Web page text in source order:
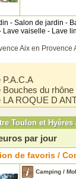
- Salon de jardin -
Lave vaiselle - Lave
Aix en Provence
P.A.C.A
du rhône
ROQUE D
Toulon et Hyères
par jour
de favoris /
Camping /